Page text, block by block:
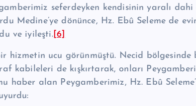
seferdeyken kendisinin yaralı
Medine’ye dönünce, Hz. Ebû Seleme de
ve iyileşti.[6]
hizmetin ucu görünmüştü. Necid
kabileleri de kışkırtarak, on­ları
haber alan Peygamberimiz, Hz. Ebû